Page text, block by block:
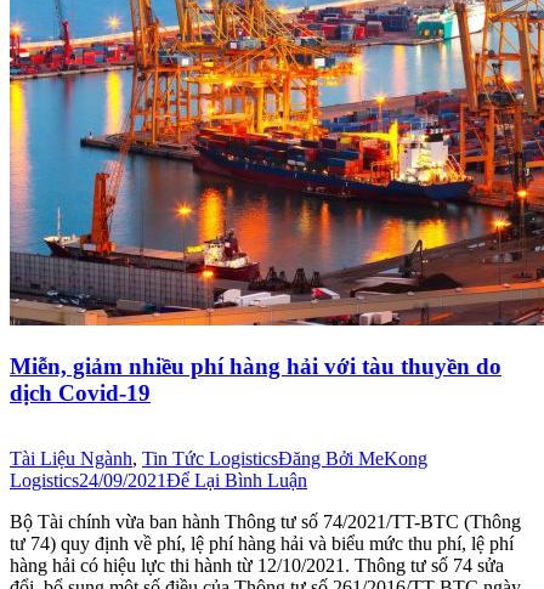
Miễn, giảm nhiều phí hàng hải với tàu thuyền do
dịch Covid-19
Tài Liệu Ngành, Tin Tức LogisticsĐăng Bởi MeKong
Logistics24/09/2021Để Lại Bình Luận
Bộ Tài chính vừa ban hành Thông tư số 74/2021/TT-BTC (Thông
tư 74) quy định về phí, lệ phí hàng hải và biểu mức thu phí, lệ phí
hàng hải có hiệu lực thi hành từ 12/10/2021. Thông tư số 74 sửa